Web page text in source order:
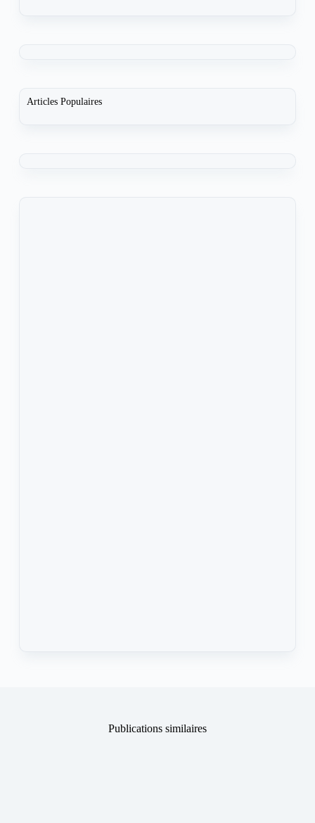
Articles Populaires
Publications similaires